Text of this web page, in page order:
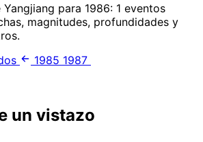
para 1986: 1 eventos
magnitudes, profundidades y
1985 1987
un vistazo